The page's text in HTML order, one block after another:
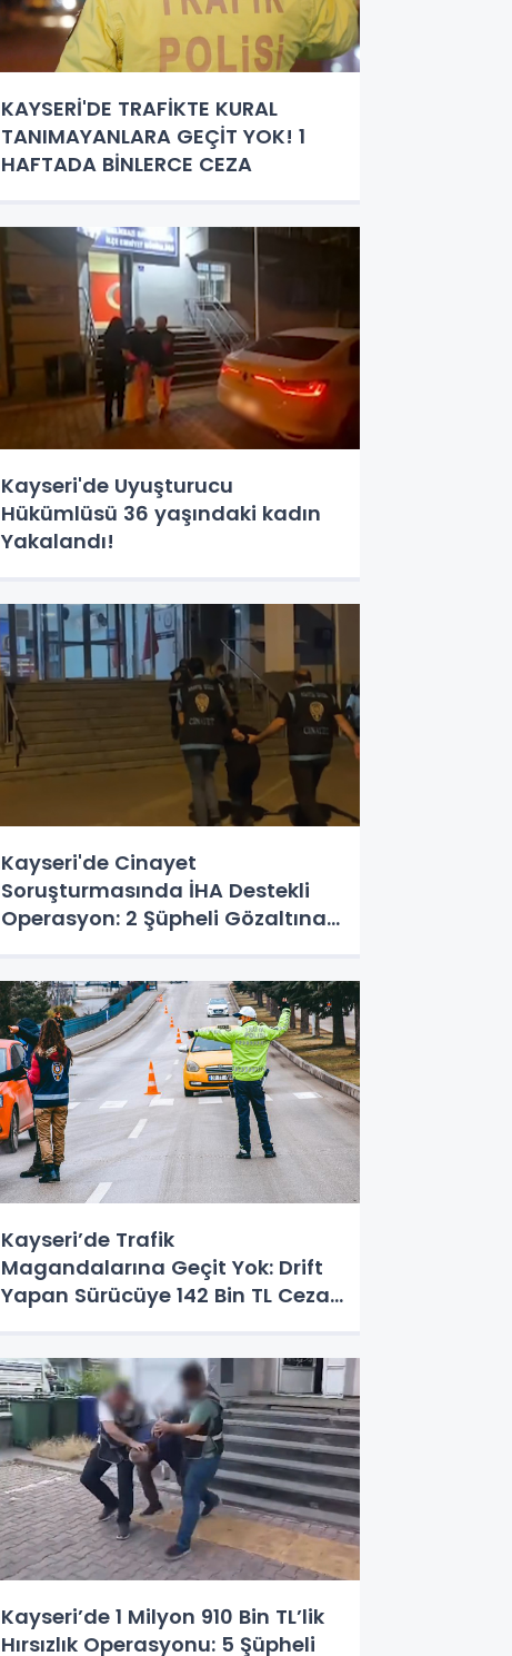
KAYSERİ'DE TRAFİKTE KURAL
TANIMAYANLARA GEÇİT YOK! 1
HAFTADA BİNLERCE CEZA
Kayseri'de Uyuşturucu
Hükümlüsü 36 yaşındaki kadın
Yakalandı!
Kayseri'de Cinayet
Soruşturmasında İHA Destekli
Operasyon: 2 Şüpheli Gözaltına
Kayseri’de Trafik
Magandalarına Geçit Yok: Drift
Yapan Sürücüye 142 Bin TL Ceza,
Kayseri’de 1 Milyon 910 Bin TL’lik
Hırsızlık Operasyonu: 5 Şüpheli